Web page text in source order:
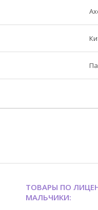
ТОВАРЫ ПО
МАЛЬЧИКИ: